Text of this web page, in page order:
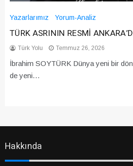
Yazarlarımız Yorum-Analiz
TÜRK ASRININ RESMİ
Türk Yolu Temmuz 26, 2026
İbrahim SOYTÜRK Dünya yeni bir
de yeni…
Hakkında